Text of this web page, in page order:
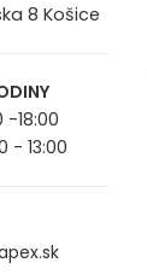
8 Košice
-18:00